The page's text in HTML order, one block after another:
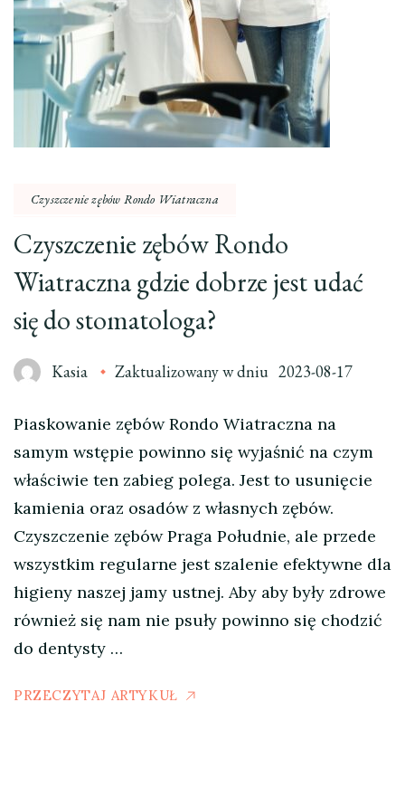
Czyszczenie zębów Rondo Wiatraczna
Czyszczenie zębów Rondo
Wiatraczna gdzie dobrze jest udać
się do stomatologa?
Kasia Zaktualizowany w dniu 2023-08-17
Piaskowanie zębów Rondo Wiatraczna na
samym wstępie powinno się wyjaśnić na czym
właściwie ten zabieg polega. Jest to usunięcie
kamienia oraz osadów z własnych zębów.
Czyszczenie zębów Praga Południe, ale przede
wszystkim regularne jest szalenie efektywne dla
higieny naszej jamy ustnej. Aby aby były zdrowe
również się nam nie psuły powinno się chodzić
do dentysty …
PRZECZYTAJ ARTYKUŁ